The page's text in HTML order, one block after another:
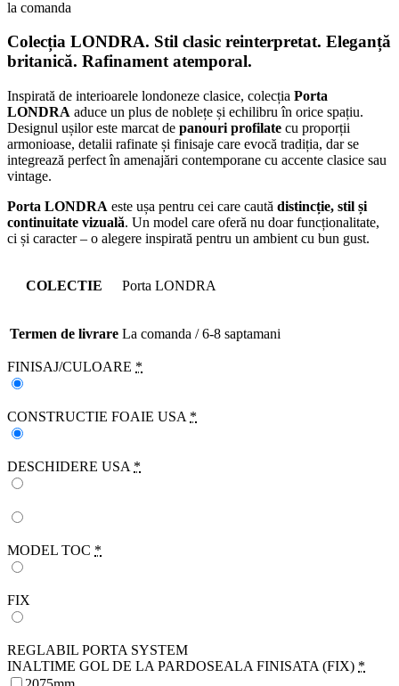
la comanda
Colecția LONDRA. Stil clasic reinterpretat. Eleganță
britanică. Rafinament atemporal.
Inspirată de interioarele londoneze clasice, colecția Porta
LONDRA aduce un plus de noblețe și echilibru în orice spațiu.
Designul ușilor este marcat de panouri profilate cu proporții
armonioase, detalii rafinate și finisaje care evocă tradiția, dar se
integrează perfect în amenajări contemporane cu accente clasice sau
vintage.
Porta LONDRA este ușa pentru cei care caută distincție, stil și
continuitate vizuală. Un model care oferă nu doar funcționalitate,
ci și caracter – o alegere inspirată pentru un ambient cu bun gust.
COLECTIE Porta LONDRA
Termen de livrare La comanda / 6-8 saptamani
FINISAJ/CULOARE *
CONSTRUCTIE FOAIE USA *
DESCHIDERE USA *
MODEL TOC *
FIX
REGLABIL PORTA SYSTEM
INALTIME GOL DE LA PARDOSEALA FINISATA (FIX) *